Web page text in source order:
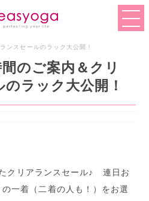
ンスセールのラック大公開！
のご案内＆クリ
ラック大公開！
クリアランスセール♪ 連日お
一着（二着の人も！）をお選